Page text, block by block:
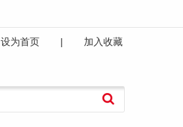
设为首页 | 加入收藏